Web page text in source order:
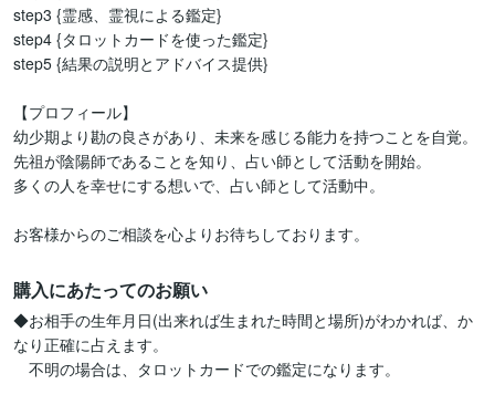
step3 {霊感、霊視による鑑定}
step4 {タロットカードを使った鑑定}
step5 {結果の説明とアドバイス提供}
【プロフィール】
幼少期より勘の良さがあり、未来を感じる能力を持つことを自覚。
先祖が陰陽師であることを知り、占い師として活動を開始。
多くの人を幸せにする想いで、占い師として活動中。
お客様からのご相談を心よりお待ちしております。
購入にあたってのお願い
◆お相手の生年月日(出来れば生まれた時間と場所)がわかれば、か
なり正確に占えます。
不明の場合は、タロットカードでの鑑定になります。